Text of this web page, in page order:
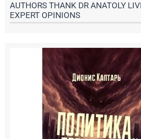
AUTHORS THANK DR ANATOLY
EXPERT OPINIONS